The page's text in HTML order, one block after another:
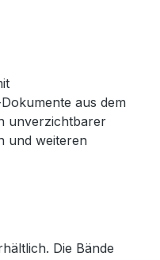
aus dem
unverzichtbarer
und weiteren
Die Bände